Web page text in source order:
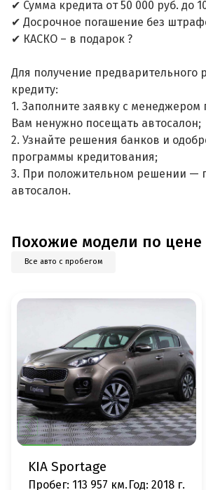
✔ Сумма кредита от 50 000 руб. до
✔ Досрочное погашение без
✔ КАСКО – в подарок ?
Для получение предварительного
кредиту:
1. Заполните заявку с
Вам ненужно посещать автосалон;
2. Узнайте решения банков и
программы кредитования;
3. При положительном решении —
автосалон.
Похожие модели по цене
Все авто с пробегом
KIA Sportage
Пробег: 113 957 км. Год: 2018 г.